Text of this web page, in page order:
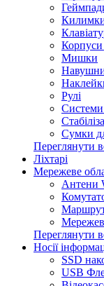
Мишки
Рулі
Сумки
Переглянути
Ліхтарі
Мережеве
Антени
Переглянути
Носії
SSD
USB